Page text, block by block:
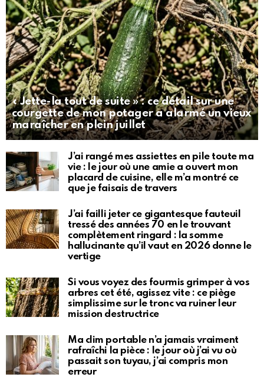
« Jette-la tout de suite » : ce détail sur une
courgette de mon potager a alarmé un vieux
maraîcher en plein juillet
J’ai rangé mes assiettes en pile toute ma
vie : le jour où une amie a ouvert mon
placard de cuisine, elle m’a montré ce
que je faisais de travers
J’ai failli jeter ce gigantesque fauteuil
tressé des années 70 en le trouvant
complètement ringard : la somme
hallucinante qu’il vaut en 2026 donne le
vertige
Si vous voyez des fourmis grimper à vos
arbres cet été, agissez vite : ce piège
simplissime sur le tronc va ruiner leur
mission destructrice
Ma clim portable n’a jamais vraiment
rafraîchi la pièce : le jour où j’ai vu où
passait son tuyau, j’ai compris mon
erreur